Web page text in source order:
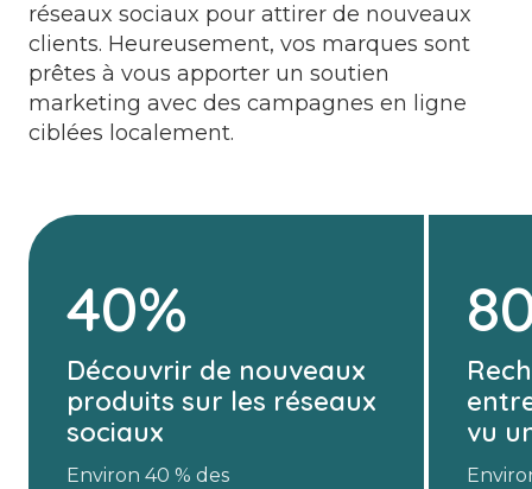
réseaux sociaux pour attirer de nouveaux
clients. Heureusement, vos marques sont
prêtes à vous apporter un soutien
marketing avec des campagnes en ligne
ciblées localement.
40%
Découvrir de nouveaux
produits sur les réseaux
sociaux
Environ 40 % des
vu